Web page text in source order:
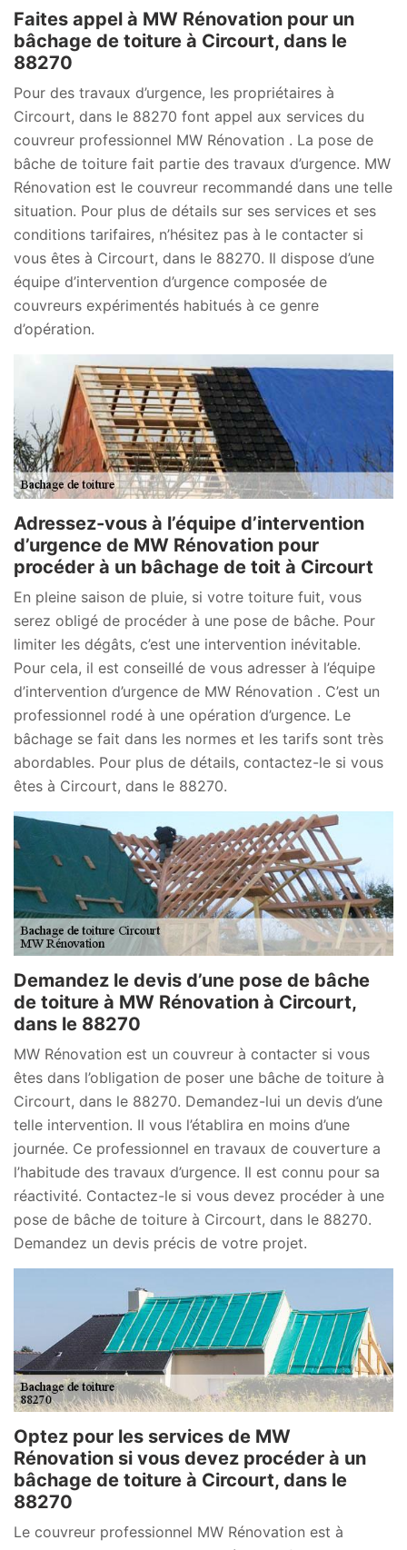
Faites appel à MW Rénovation pour un
bâchage de toiture à Circourt, dans le
88270
Pour des travaux d’urgence, les propriétaires à
Circourt, dans le 88270 font appel aux services du
couvreur professionnel MW Rénovation . La pose de
bâche de toiture fait partie des travaux d’urgence. MW
Rénovation est le couvreur recommandé dans une telle
situation. Pour plus de détails sur ses services et ses
conditions tarifaires, n’hésitez pas à le contacter si
vous êtes à Circourt, dans le 88270. Il dispose d’une
équipe d’intervention d’urgence composée de
couvreurs expérimentés habitués à ce genre
d’opération.
Adressez-vous à l’équipe d’intervention
d’urgence de MW Rénovation pour
procéder à un bâchage de toit à Circourt
En pleine saison de pluie, si votre toiture fuit, vous
serez obligé de procéder à une pose de bâche. Pour
limiter les dégâts, c’est une intervention inévitable.
Pour cela, il est conseillé de vous adresser à l’équipe
d’intervention d’urgence de MW Rénovation . C’est un
professionnel rodé à une opération d’urgence. Le
bâchage se fait dans les normes et les tarifs sont très
abordables. Pour plus de détails, contactez-le si vous
êtes à Circourt, dans le 88270.
Demandez le devis d’une pose de bâche
de toiture à MW Rénovation à Circourt,
dans le 88270
MW Rénovation est un couvreur à contacter si vous
êtes dans l’obligation de poser une bâche de toiture à
Circourt, dans le 88270. Demandez-lui un devis d’une
telle intervention. Il vous l’établira en moins d’une
journée. Ce professionnel en travaux de couverture a
l’habitude des travaux d’urgence. Il est connu pour sa
réactivité. Contactez-le si vous devez procéder à une
pose de bâche de toiture à Circourt, dans le 88270.
Demandez un devis précis de votre projet.
Optez pour les services de MW
Rénovation si vous devez procéder à un
bâchage de toiture à Circourt, dans le
88270
Le couvreur professionnel MW Rénovation est à